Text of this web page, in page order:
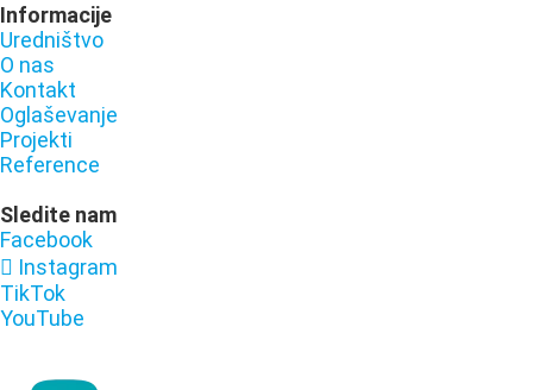
Informacije
Uredništvo
O nas
Kontakt
Oglaševanje
Projekti
Reference
Sledite nam
Facebook
Instagram
TikTok
YouTube